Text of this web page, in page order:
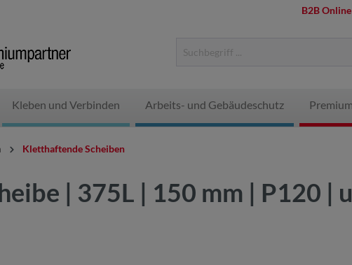
B2B
Kleben und Verbinden Arbeits- und Gebäudeschutz
Kletthaftende Scheiben
| 375L | 150 mm | P120 |